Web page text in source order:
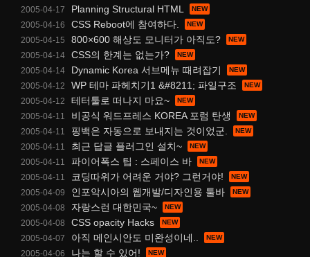
2005-04-17 Planning Structural HTML
2005-04-16 CSS Reboot에 참여하다.
2005-04-15 800×600 해상도 모니터가 아직도?
2005-04-14 CSS의 한계는 없는가?
2005-04-14 Dynamic Korea 서브메뉴 때려잡기
2005-04-12 WP 테마 파헤치기1 &#8211; 파일구조
2005-04-12 테터툴로 떠나지 마요~
2005-04-11 비공식 워드프레스 KOREA 포럼 탄생
2005-04-11 핑백은 자동으로 보내지는 것이었군.
2005-04-11 최근 답글 플러그인 설치~
2005-04-11 파이어폭스 팁 : 스페이스 바
2005-04-11 코딩따위가 어려운 거야? 그런거야!
2005-04-09 인포악시아의 웹개발/디자인용 툴바
2005-04-08 자랑스런 대한민국~
2005-04-08 CSS opacity Hacks
2005-04-07 아직 메인시안도 미완성이네..
2005-04-06 나는 할 수 있어!